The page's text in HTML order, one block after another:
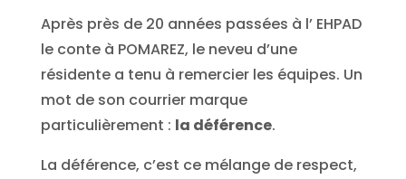
Après près de 20 années passées à l’ EHPAD
le conte à POMAREZ, le neveu d’une
résidente a tenu à remercier les équipes. Un
mot de son courrier marque
particulièrement : la déférence.
La déférence, c’est ce mélange de respect,